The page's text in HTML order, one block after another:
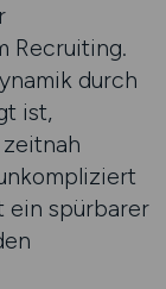
Recruiting.
durch
ist,
ein spürbarer